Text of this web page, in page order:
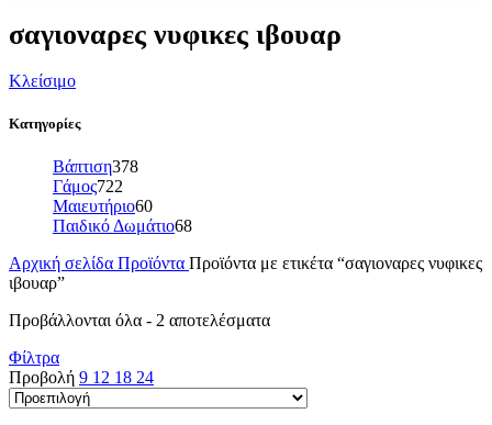
σαγιοναρες νυφικες ιβουαρ
Κλείσιμο
Κατηγορίες
Βάπτιση378
Γάμος722
Μαιευτήριο60
Παιδικό Δωμάτιο68
Αρχική σελίδα Προϊόντα Προϊόντα με ετικέτα “σαγιοναρες νυφικες
ιβουαρ”
Προβάλλονται όλα - 2 αποτελέσματα
Φίλτρα
Προβολή 9 12 18 24